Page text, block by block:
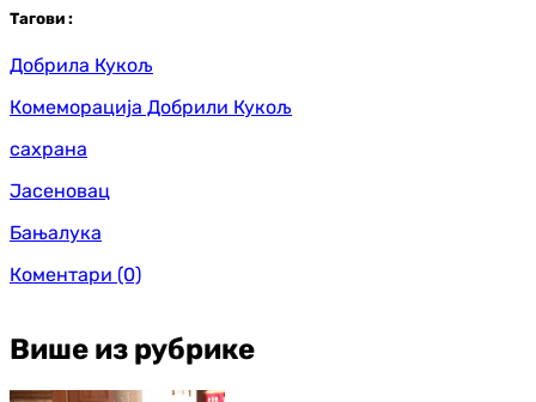
Тагови :
Добрила Кукољ
Комеморација Добрили Кукољ
сахрана
Јасеновац
Бањалука
Коментари (0)
Више из рубрике